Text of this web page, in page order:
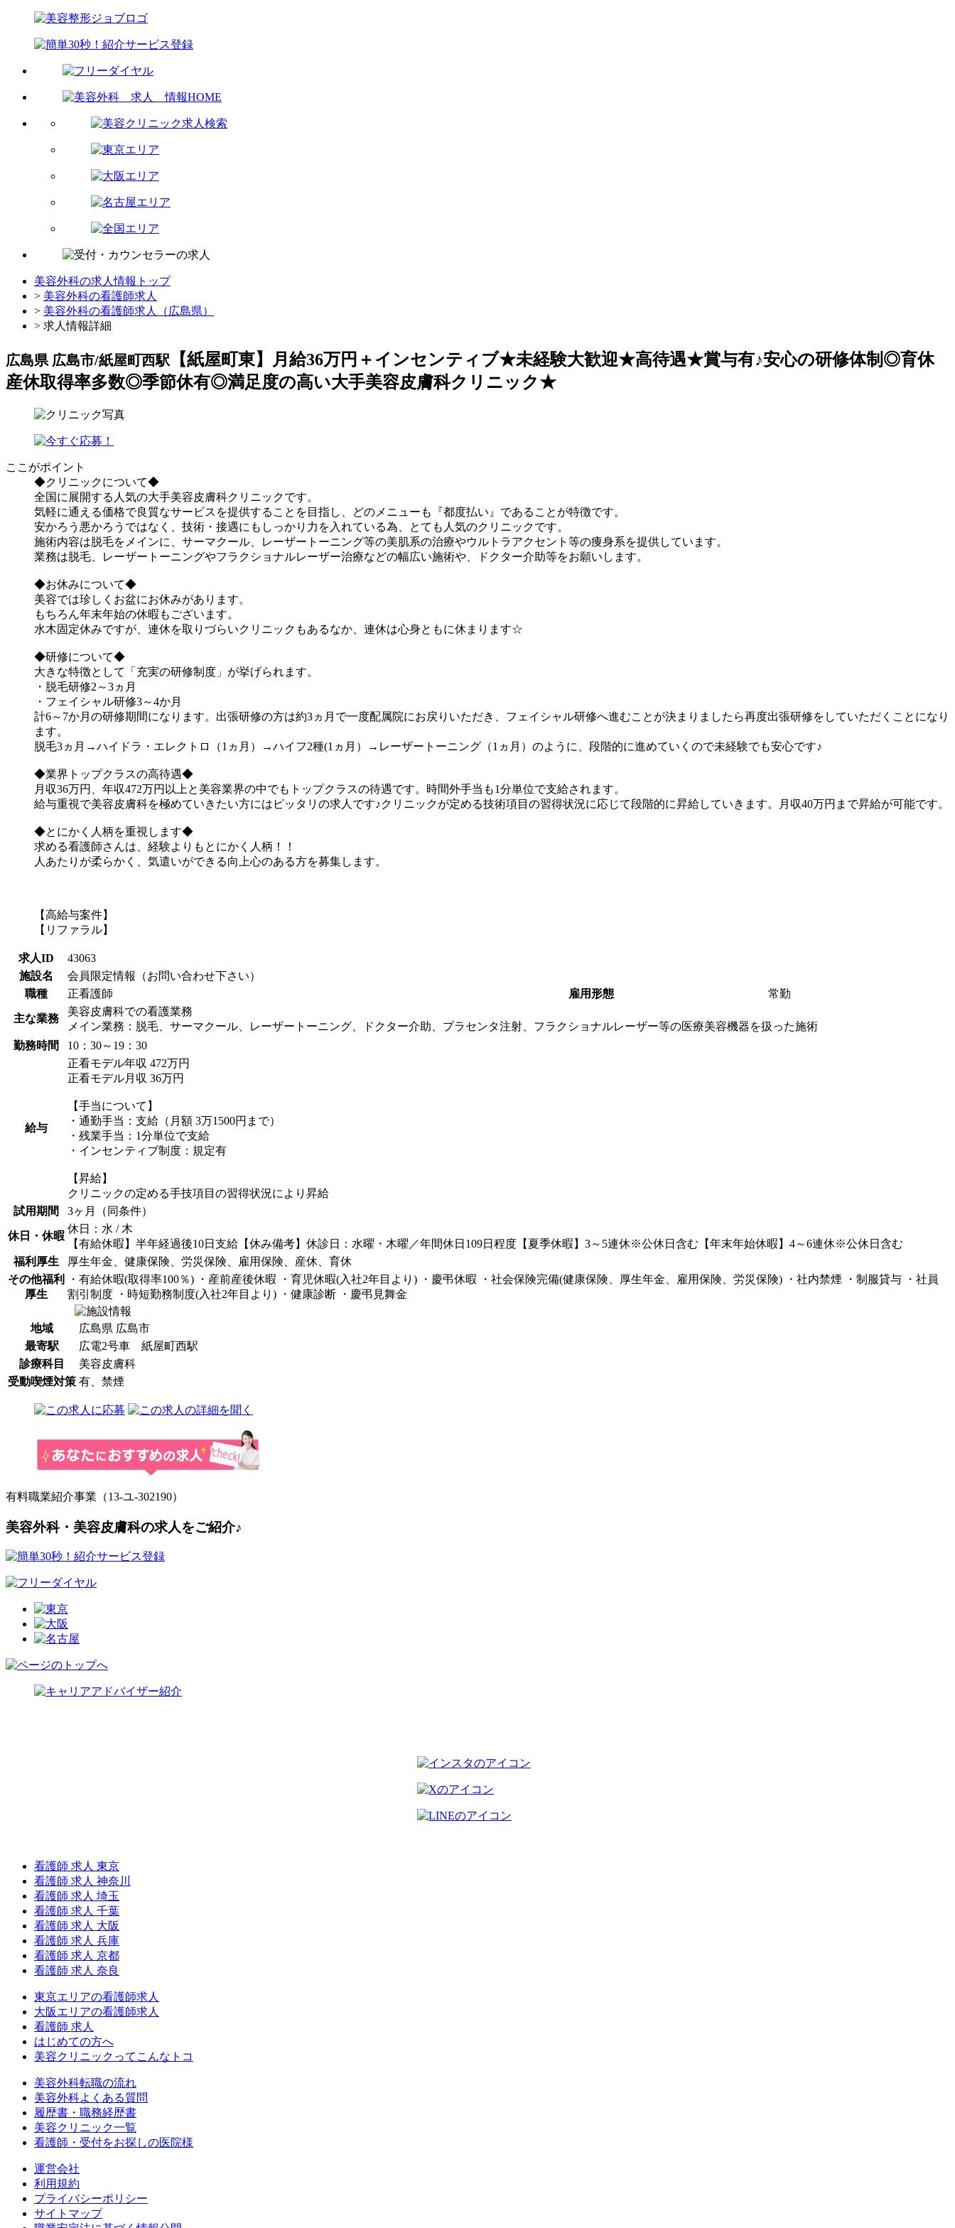
美容外科の求人情報トップ
> 美容外科の看護師求人
> 美容外科の看護師求人（広島県）
> 求人情報詳細
広島県 広島市/紙屋町西駅
【紙屋町東】月給36万円＋インセンティブ★未経験大歓迎★高待遇★賞与有♪安心の研修体制◎育休
産休取得率多数◎季節休有◎満足度の高い大手美容皮膚科クリニック★
ここがポイント
◆クリニックについて◆
全国に展開する人気の大手美容皮膚科クリニックです。
気軽に通える価格で良質なサービスを提供することを目指し、どのメニューも『都度払い』であることが特徴です。
安かろう悪かろうではなく、技術・接遇にもしっかり力を入れている為、とても人気のクリニックです。
施術内容は脱毛をメインに、サーマクール、レーザートーニング等の美肌系の治療やウルトラアクセント等の痩身系を提供しています。
業務は脱毛、レーザートーニングやフラクショナルレーザー治療などの幅広い施術や、ドクター介助等をお願いします。
◆お休みについて◆
美容では珍しくお盆にお休みがあります。
もちろん年末年始の休暇もございます。
水木固定休みですが、連休を取りづらいクリニックもあるなか、連休は心身ともに休まります☆
◆研修について◆
大きな特徴として「充実の研修制度」が挙げられます。
・脱毛研修2～3ヵ月
・フェイシャル研修3～4か月
計6～7か月の研修期間になります。出張研修の方は約3ヵ月で一度配属院にお戻りいただき、フェイシャル研修へ進むことが決まりましたら再度出張研修をしていただくことになり
ます。
脱毛3ヵ月→ハイドラ・エレクトロ（1ヵ月）→ハイフ2種(1ヵ月）→レーザートーニング（1ヵ月）のように、段階的に進めていくので未経験でも安心です♪
◆業界トップクラスの高待遇◆
月収36万円、年収472万円以上と美容業界の中でもトップクラスの待遇です。時間外手当も1分単位で支給されます。
給与重視で美容皮膚科を極めていきたい方にはピッタリの求人です♪クリニックが定める技術項目の習得状況に応じて段階的に昇給していきます。月収40万円まで昇給が可能です。
◆とにかく人柄を重視します◆
求める看護師さんは、経験よりもとにかく人柄！！
人あたりが柔らかく、気遣いができる向上心のある方を募集します。
【高給与案件】
【リファラル】
求人ID
43063
施設名
会員限定情報（お問い合わせ下さい）
職種
正看護師 雇用形態 常勤
主な業務
美容皮膚科での看護業務
メイン業務：脱毛、サーマクール、レーザートーニング、ドクター介助、プラセンタ注射、フラクショナルレーザー等の医療美容機器を扱った施術
勤務時間
10：30～19：30
給与
正看モデル年収 472万円
正看モデル月収 36万円
【手当について】
・通勤手当：支給（月額 3万1500円まで）
・残業手当：1分単位で支給
・インセンティブ制度：規定有
【昇給】
クリニックの定める手技項目の習得状況により昇給
試用期間
3ヶ月（同条件）
休日・休暇
休日：水 / 木
【有給休暇】半年経過後10日支給【休み備考】休診日：水曜・木曜／年間休日109日程度【夏季休暇】3～5連休※公休日含む【年末年始休暇】4～6連休※公休日含む
福利厚生
厚生年金、健康保険、労災保険、雇用保険、産休、育休
その他福利
厚生
・有給休暇(取得率100％) ・産前産後休暇 ・育児休暇(入社2年目より) ・慶弔休暇 ・社会保険完備(健康保険、厚生年金、雇用保険、労災保険) ・社内禁煙 ・制服貸与 ・社員
割引制度 ・時短勤務制度(入社2年目より) ・健康診断 ・慶弔見舞金
地域
広島県 広島市
最寄駅
広電2号車 紙屋町西駅
診療科目
美容皮膚科
受動喫煙対策 有、禁煙
有料職業紹介事業（13-ユ-302190）
美容外科・美容皮膚科の求人をご紹介♪
看護師 求人 東京
看護師 求人 神奈川
看護師 求人 埼玉
看護師 求人 千葉
看護師 求人 大阪
看護師 求人 兵庫
看護師 求人 京都
看護師 求人 奈良
東京エリアの看護師求人
大阪エリアの看護師求人
看護師 求人
はじめての方へ
美容クリニックってこんなトコ
美容外科転職の流れ
美容外科よくある質問
履歴書・職務経歴書
美容クリニック一覧
看護師・受付をお探しの医院様
運営会社
利用規約
プライバシーポリシー
サイトマップ